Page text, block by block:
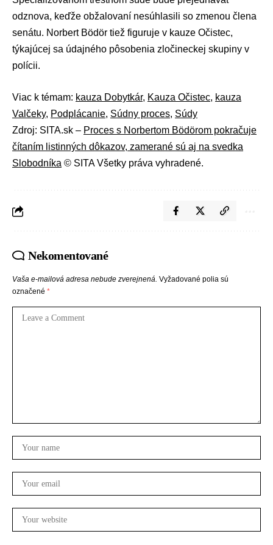
odznova, keďže obžalovaní nesúhlasili so zmenou člena
senátu. Norbert Bödör tiež figuruje v kauze Očistec,
týkajúcej sa údajného pôsobenia zločineckej skupiny v
polícii.
Viac k témam: kauza Dobytkár, Kauza Očistec, kauza
Valčeky, Podplácanie, Súdny proces, Súdy
Zdroj: SITA.sk – Proces s Norbertom Bödörom pokračuje
čítaním listinných dôkazov, zamerané sú aj na svedka
Slobodníka © SITA Všetky práva vyhradené.
Nekomentované
Vaša e-mailová adresa nebude zverejnená. Vyžadované polia sú
označené *